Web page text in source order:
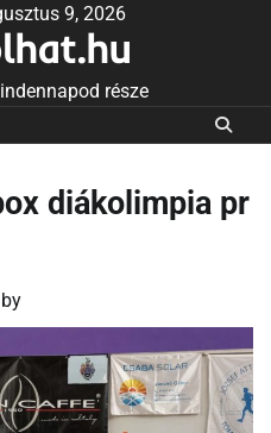
9, 2026
része
diákolimpia pr
by